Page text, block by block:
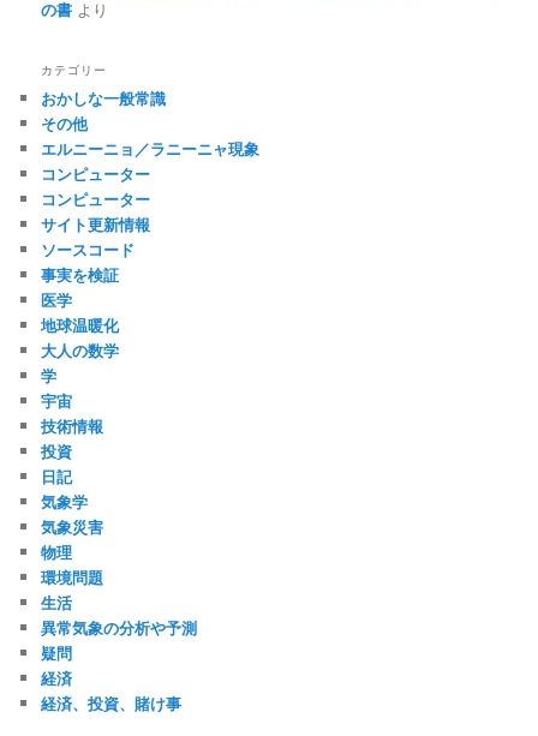
の書 より
カテゴリー
おかしな一般常識
その他
エルニーニョ／ラニーニャ現象
コンピューター
コンピューター
サイト更新情報
ソースコード
事実を検証
医学
地球温暖化
大人の数学
学
宇宙
技術情報
投資
日記
気象学
気象災害
物理
環境問題
生活
異常気象の分析や予測
疑問
経済
経済、投資、賭け事